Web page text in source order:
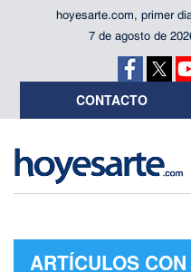
hoyesarte.com, primer
7 de agosto de
CONTACTO
ARTÍCULOS